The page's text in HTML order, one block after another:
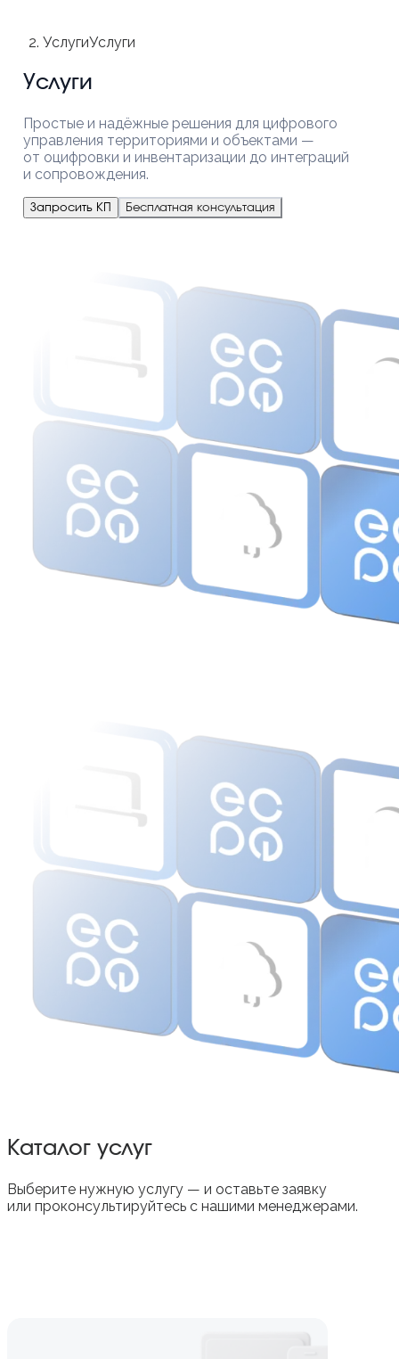
УслугиУслуги
Услуги
Простые и надёжные решения для цифрового
управления территориями и объектами —
от оцифровки и инвентаризации до интеграций
и сопровождения.
Запросить КП Бесплатная консультация
Каталог услуг
Выберите нужную услугу — и оставьте заявку
или проконсультируйтесь с нашими менеджерами.